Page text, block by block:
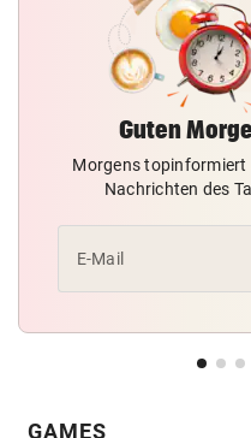
Guten
Morgens topinformiert
Nachrichten des
E-Mail
GAMES